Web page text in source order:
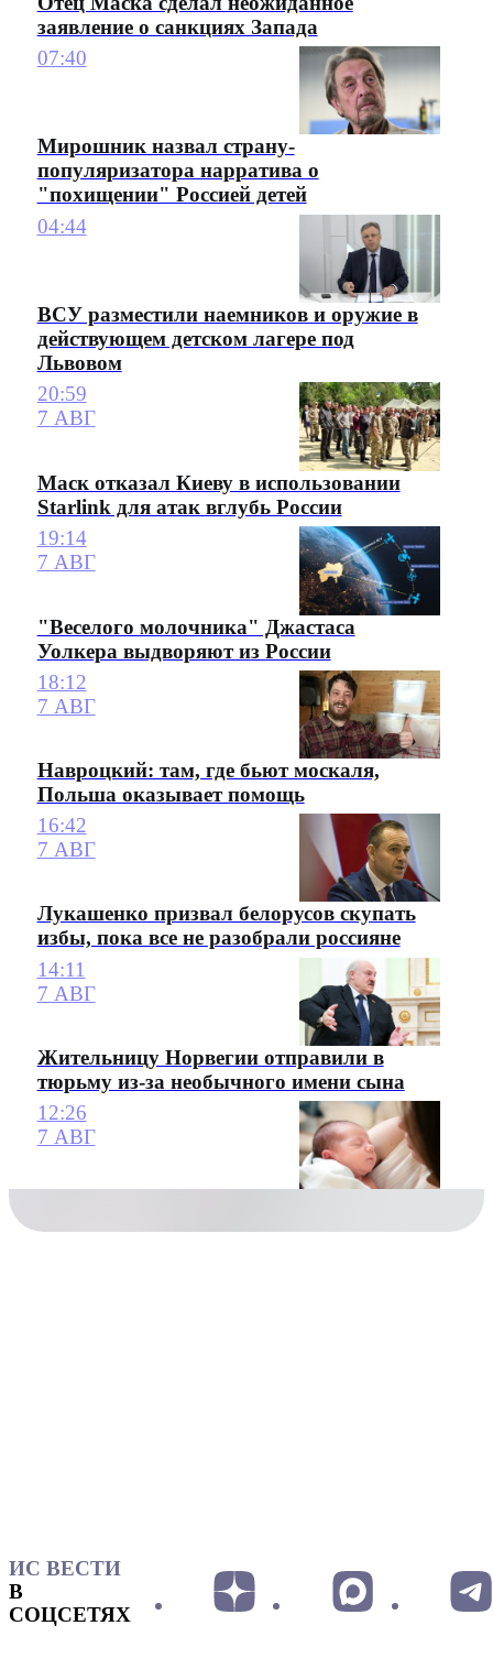
заявление о санкциях Запада
07:40
Мирошник назвал страну-
популяризатора нарратива о
"похищении" Россией детей
04:44
ВСУ разместили наемников и оружие в
действующем детском лагере под
Львовом
20:59
7 АВГ
Маск отказал Киеву в использовании
Starlink для атак вглубь России
19:14
7 АВГ
"Веселого молочника" Джастаса
Уолкера выдворяют из России
18:12
7 АВГ
Навроцкий: там, где бьют москаля,
Польша оказывает помощь
16:42
7 АВГ
Лукашенко призвал белорусов скупать
избы, пока все не разобрали россияне
14:11
7 АВГ
Жительницу Норвегии отправили в
тюрьму из-за необычного имени сына
12:26
7 АВГ
ИС ВЕСТИ
В
СОЦСЕТЯХ